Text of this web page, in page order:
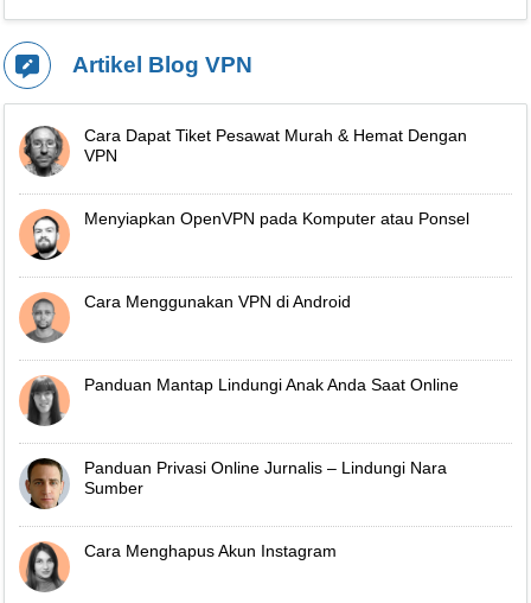
Artikel Blog VPN
Cara Dapat Tiket Pesawat Murah & Hemat Dengan
VPN
Menyiapkan OpenVPN pada Komputer atau Ponsel
Cara Menggunakan VPN di Android
Panduan Mantap Lindungi Anak Anda Saat Online
Panduan Privasi Online Jurnalis – Lindungi Nara
Sumber
Cara Menghapus Akun Instagram